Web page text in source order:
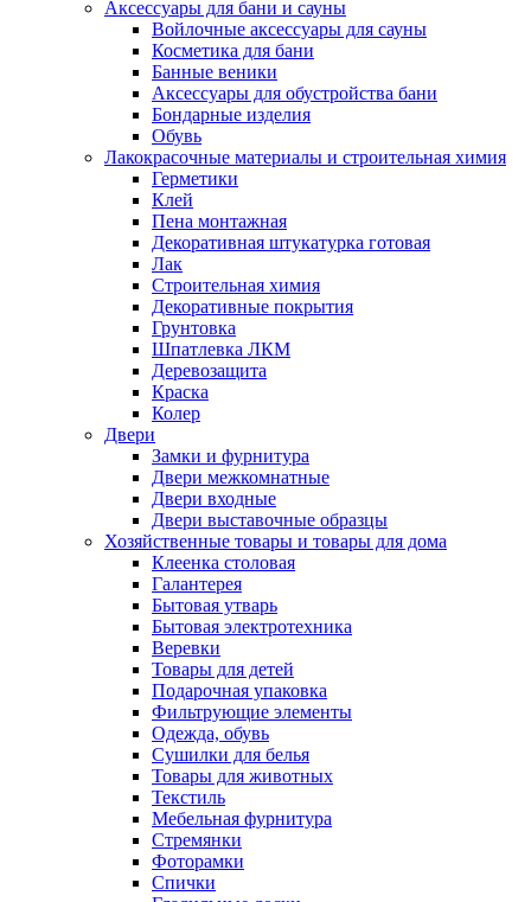
Аксессуары для бани и сауны
Войлочные аксессуары для сауны
Косметика для бани
Банные веники
Аксессуары для обустройства бани
Бондарные изделия
Обувь
Лакокрасочные материалы и строительная химия
Герметики
Клей
Пена монтажная
Декоративная штукатурка готовая
Лак
Строительная химия
Декоративные покрытия
Грунтовка
Шпатлевка ЛКМ
Деревозащита
Краска
Колер
Двери
Замки и фурнитура
Двери межкомнатные
Двери входные
Двери выставочные образцы
Хозяйственные товары и товары для дома
Клеенка столовая
Галантерея
Бытовая утварь
Бытовая электротехника
Веревки
Товары для детей
Подарочная упаковка
Фильтрующие элементы
Одежда, обувь
Сушилки для белья
Товары для животных
Текстиль
Мебельная фурнитура
Стремянки
Фоторамки
Спички